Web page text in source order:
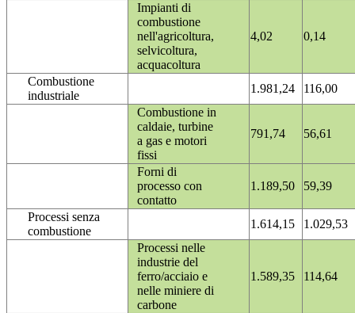
Impianti di
combustione
nell'agricoltura,
selvicoltura,
acquacoltura
4,02 0,14
Combustione
industriale
1.981,24
116,00
Combustione in
caldaie, turbine
a gas e motori
fissi
791,74 56,61
Forni di
processo con
contatto
1.189,50 59,39
Processi senza
combustione
1.614,15
1.029,53
Processi nelle
industrie del
ferro/acciaio e
nelle miniere di
carbone
1.589,35 114,64